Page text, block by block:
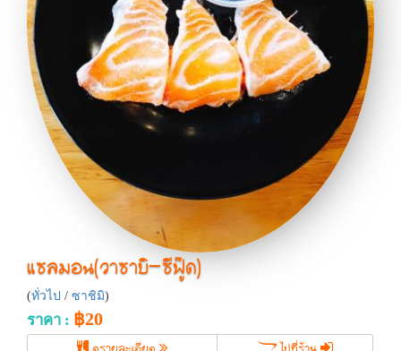
แซลมอน(วาซาบิ-ซีฟู๊ด)
(ทั่วไป / ซาชิมิ)
ราคา : ฿20